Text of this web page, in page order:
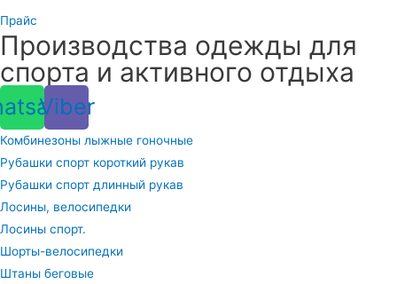
Прайс
Производства одежды для
спорта и активного отдыха
Viber
Комбинезоны лыжные гоночные
Рубашки спорт короткий рукав
Рубашки спорт длинный рукав
Лосины, велосипедки
Лосины спорт.
Шорты-велосипедки
Штаны беговые